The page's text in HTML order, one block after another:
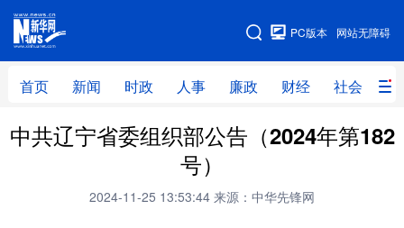
网站无障碍
PC版本
首页 新闻 时政 人事 廉政 财经 社会 科
网站地图
首页 新闻 时政 人事
中共辽宁省委组织部公告（2024年第182
号）
2024-11-25 13:53:44 来源：中华先锋网